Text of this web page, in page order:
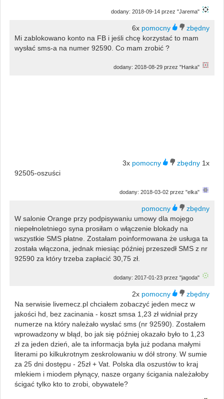
dodany: 2018-09-14 przez "Jarema"
6x
Mi zablokowano konto na FB i jeśli chcę korzystać to mam
wysłać sms-a na numer 92590. Co mam zrobić ?
dodany: 2018-08-29 przez "Hanka"
3x
1x
92505-oszuści
dodany: 2018-03-02 przez "elka"
W salonie Orange przy podpisywaniu umowy dla mojego
niepełnoletniego syna prosiłam o włączenie blokady na
wszystkie SMS płatne. Zostałam poinformowana że usługa ta
została włączona, jednak miesiąc później przeszedł SMS z nr
92590 za który trzeba zapłacić 30,75 zł.
dodany: 2017-01-23 przez "jagoda"
2x
Na serwisie livemecz.pl chciałem zobaczyć jeden mecz w
jakości hd, bez zacinania - koszt smsa 1,23 zł widniał przy
numerze na który należało wysłać sms (nr 92590). Zostałem
wprowadzony w błąd, bo jak się później okazało było to 1,23
zł za jeden dzień, ale ta informacja była już podana małymi
literami po kilkukrotnym zeskrolowaniu w dół strony. W sumie
za 25 dni dostępu - 25zł + Vat. Polska dla oszustów to kraj
mlekiem i miodem płynący, nasze organy ścigania należałoby
ścigać tylko kto to zrobi, obywatele?